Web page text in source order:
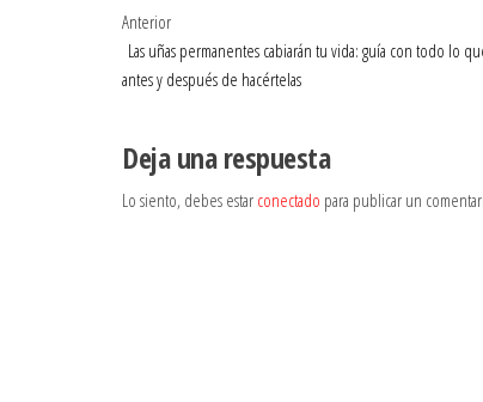
Navegación
de
entradas
Entrada
anterior
Anterior
Las uñas permanentes cabiarán tu vida: guía con todo lo
antes y después de hacértelas
Deja una respuesta
Lo siento, debes estar conectado para publicar un